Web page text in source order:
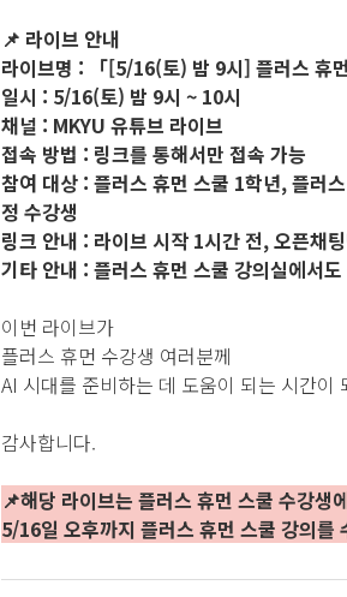
📌 라이브 안내
라이브명 : 「[5/16(토) 밤 9시] 플러스 휴
일시 : 5/16(토) 밤 9시 ~ 10시
채널 : MKYU 유튜브 라이브
접속 방법 : 링크를 통해서만 접속 가능
참여 대상 : 플러스 휴먼 스쿨 1학년, 플러
정 수강생
링크 안내 : 라이브 시작 1시간 전, 오픈채
기타 안내 : 플러스 휴먼 스쿨 강의실에서
이번 라이브가
플러스 휴먼 수강생 여러분께
AI 시대를 준비하는 데 도움이 되는 시간이
감사합니다.
📌해당 라이브는 플러스 휴먼 스쿨 수강생
5/16일 오후까지 플러스 휴먼 스쿨 강의